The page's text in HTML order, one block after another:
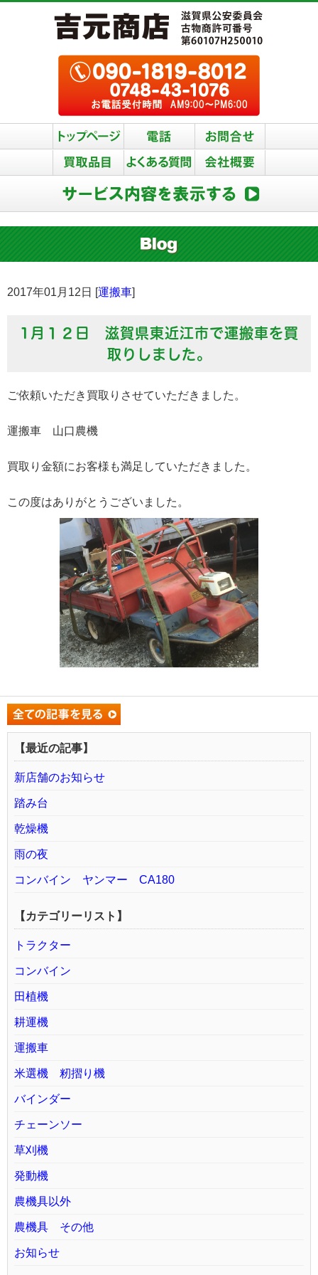
2017年01月12日 [運搬車]
1月１２日 滋賀県東近江市で運搬車を買
取りしました。
ご依頼いただき買取りさせていただきました。
運搬車 山口農機
買取り金額にお客様も満足していただきました。
この度はありがとうございました。
【最近の記事】
新店舗のお知らせ
踏み台
乾燥機
雨の夜
コンバイン ヤンマー CA180
【カテゴリーリスト】
トラクター
コンバイン
田植機
耕運機
運搬車
米選機 籾摺り機
バインダー
チェーンソー
草刈機
発動機
農機具以外
農機具 その他
お知らせ